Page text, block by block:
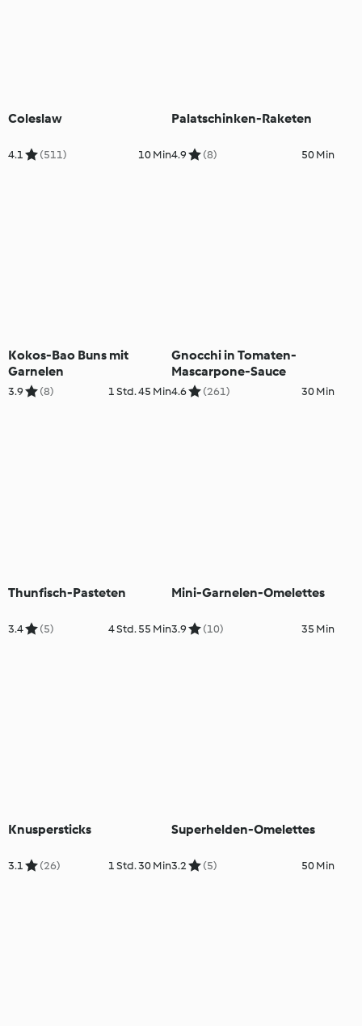
Coleslaw
4.1 (511) 10 Min
Palatschinken-Raketen
4.9 (8) 50 Min
Kokos-Bao Buns mit
Garnelen
3.9 (8) 1 Std. 45 Min
Gnocchi in Tomaten-
Mascarpone-Sauce
4.6 (261) 30 Min
Thunfisch-Pasteten
3.4 (5) 4 Std. 55 Min
Mini-Garnelen-Omelettes
3.9 (10) 35 Min
Knuspersticks
3.1 (26) 1 Std. 30 Min
Superhelden-Omelettes
3.2 (5) 50 Min